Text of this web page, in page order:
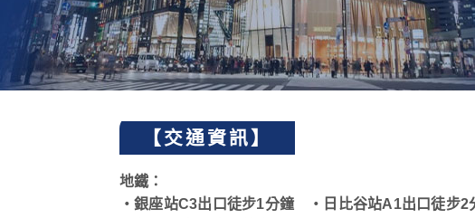
【交通資訊】
地鐵：
・銀座站C3出口徒步1分鐘 ・日比谷站A1出口徒步